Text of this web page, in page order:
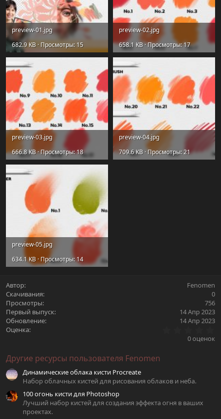
preview-01.jpg
682.9 KB · Просмотры: 15
preview-02.jpg
658.1 KB · Просмотры: 17
preview-03.jpg
666.8 KB · Просмотры: 18
preview-04.jpg
709.6 KB · Просмотры: 21
preview-05.jpg
634.1 KB · Просмотры: 14
Автор
Fenomen
Скачивания
0
Просмотры
756
Первый выпуск
14 Апр 2023
Обновление
14 Апр 2023
Оценка
0
0 оценок
Другие ресурсы пользователя Fenomen
Динамические облака кисти Procreate
Набор облачных кистей для рисования облаков и неба.
100 огонь кисти для Photoshop
Лучший набор кистей для создания эффекта огня в ваших
проектах.